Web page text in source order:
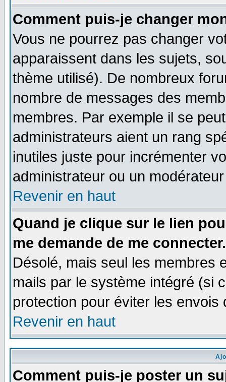
Comment puis-je changer
Vous ne pourrez pas changer
apparaissent dans les sujets,
thème utilisé). De nombreux
nombre de messages des
membres. Par exemple il se
administrateurs aient un rang
inutiles juste pour incrémenter
administrateur ou un
Revenir en haut
Quand je clique sur le lien
me demande de me connecter.
Désolé, mais seul les membres
mails par le système intégré (si
protection pour éviter les
Revenir en haut
Comment puis-je poster un